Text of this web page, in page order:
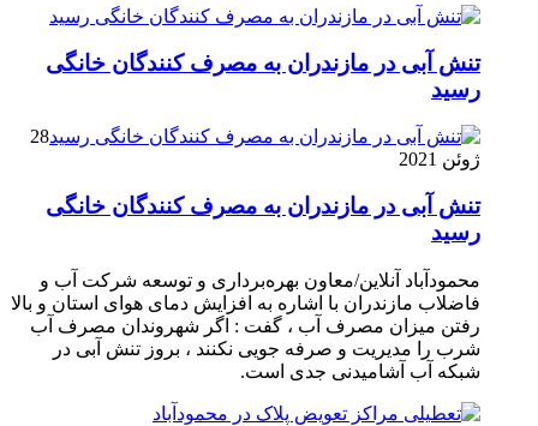
تنش آبی در مازندران به مصرف كنندگان خانگی
رسيد
28
ژوئن 2021
تنش آبی در مازندران به مصرف كنندگان خانگی
رسيد
محمودآباد آنلاین/معاون بهره‌برداری و توسعه شرکت آب و
فاضلاب مازندران با اشاره به افزایش دمای هوای استان و بالا
رفتن میزان مصرف آب ، گفت : اگر شهروندان مصرف آب
شرب را مدیریت و صرفه جویی نکنند ، بروز تنش آبی در
شبکه آب آشامیدنی جدی است.